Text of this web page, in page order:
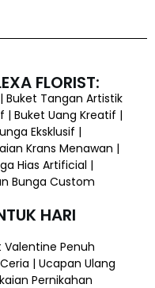
FLORIST:
Buket Tangan Artistik
| Buket Uang Kreatif |
Eksklusif |
Krans Menawan |
Hias Artificial |
Bunga Custom
HARI
Valentine Penuh
| Ucapan Ulang
Pernikahan